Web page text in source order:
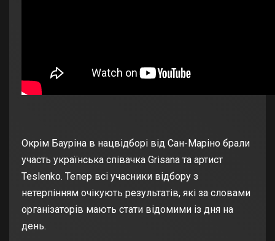
Окрім Бауріна в нацвідборі від Сан-Маріно брали
участь українська співачка Grisana та артист
Teslenko. Тепер всі учасники відбору з
нетерпінням очікують результатів, які за словами
організаторів мають стати відомими із дня на
день.